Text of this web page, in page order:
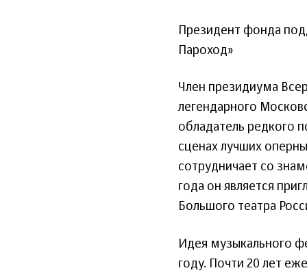
Президент фонда
Пароход»
Член президиума
легендарного
обладатель редкого
сценах лучших
сотрудничает со
года он является
Большого театра
Идея музыкального
году. Почти 20 лет